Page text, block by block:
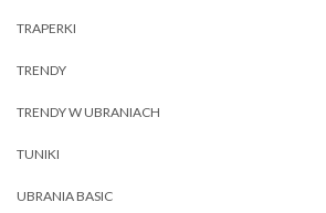
TRAPERKI
TRENDY
TRENDY W UBRANIACH
TUNIKI
UBRANIA BASIC